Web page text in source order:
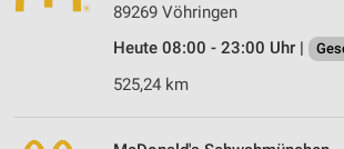
89269 Vöhringen
Heute 08:00 - 23:00 Uhr |
525,24 km